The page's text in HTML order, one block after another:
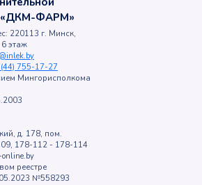
«ДКМ-ФАРМ»
220113 г. Минск,
этаж
755-17-27
Мингорисполкома
д. 178, пом.
178-112 - 178-114
реестре
№558293